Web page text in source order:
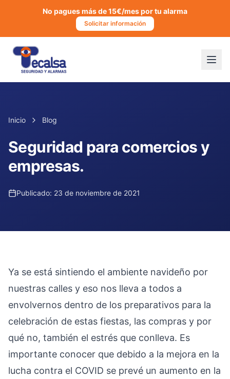
No pagues más de 15€/mes por tu alarma
Solicitar información
Inicio Blog
Seguridad para comercios y
empresas.
Publicado: 23 de noviembre de 2021
Ya se está sintiendo el ambiente navideño por
nuestras calles y eso nos lleva a todos a
envolvernos dentro de los preparativos para la
celebración de estas fiestas, las compras y por
qué no, también el estrés que conlleva. Es
importante conocer que debido a la mejora en la
lucha contra el COVID se prevé un aumento en la